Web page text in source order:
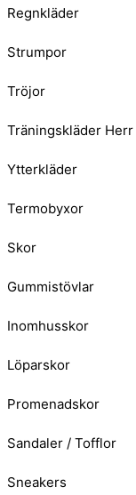
Regnkläder
Strumpor
Tröjor
Träningskläder Herr
Ytterkläder
Termobyxor
Skor
Gummistövlar
Inomhusskor
Löparskor
Promenadskor
Sandaler / Tofflor
Sneakers